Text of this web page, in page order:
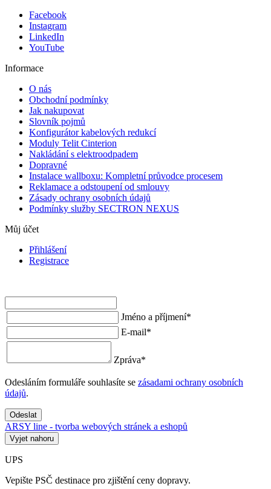
Facebook
Instagram
LinkedIn
YouTube
Informace
O nás
Obchodní podmínky
Jak nakupovat
Slovník pojmů
Konfigurátor kabelových redukcí
Moduly Telit Cinterion
Nakládání s elektroodpadem
Dopravné
Instalace wallboxu: Kompletní průvodce procesem
Reklamace a odstoupení od smlouvy
Zásady ochrany osobních údajů
Podmínky služby SECTRON NEXUS
Můj účet
Přihlášení
Registrace
Jméno a příjmení*
E-mail*
Zpráva*
Odesláním formuláře souhlasíte se zásadami ochrany osobních
údajů.
Odeslat
ARSY line - tvorba webových stránek a eshopů
Vyjet nahoru
UPS
Vepište PSČ destinace pro zjištění ceny dopravy.